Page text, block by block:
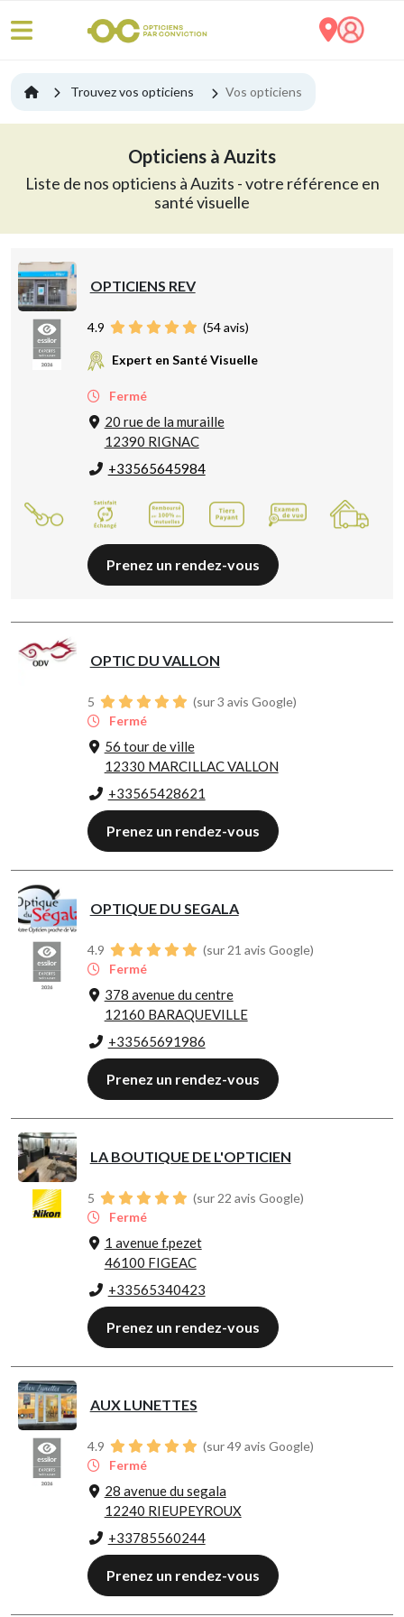
Trouvez vos opticiens Vos opticiens
Opticiens à Auzits
Liste de nos opticiens à Auzits - votre référence en
santé visuelle
OPTICIENS REV
4.9 (54avis)
Expert en Santé Visuelle
Fermé
20 rue de la muraille
12390 RIGNAC
+33565645984
Prenez un rendez-vous
OPTIC DU VALLON
5
(sur 3 avis Google)
Fermé
56 tour de ville
12330 MARCILLAC VALLON
+33565428621
Prenez un rendez-vous
OPTIQUE DU SEGALA
4.9
(sur 21 avis Google)
Fermé
378 avenue du centre
12160 BARAQUEVILLE
+33565691986
Prenez un rendez-vous
LA BOUTIQUE DE L'OPTICIEN
5
(sur 22 avis Google)
Fermé
1 avenue f.pezet
46100 FIGEAC
+33565340423
Prenez un rendez-vous
AUX LUNETTES
4.9
(sur 49 avis Google)
Fermé
28 avenue du segala
12240 RIEUPEYROUX
+33785560244
Prenez un rendez-vous